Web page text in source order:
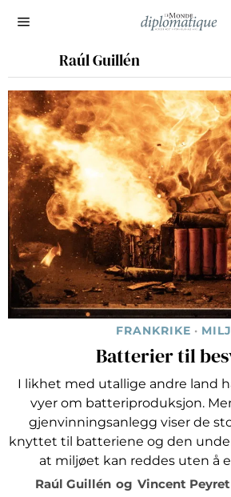
Raúl Guillén
FRANKRIKE ·
Batterier til
I likhet med utallige andre land
vyer om batteri­produksjon.
gjenvinningsanlegg viser de
knyttet til batteriene og den
at miljøet kan reddes uten å
Raúl Guillén og Vincent Peyret